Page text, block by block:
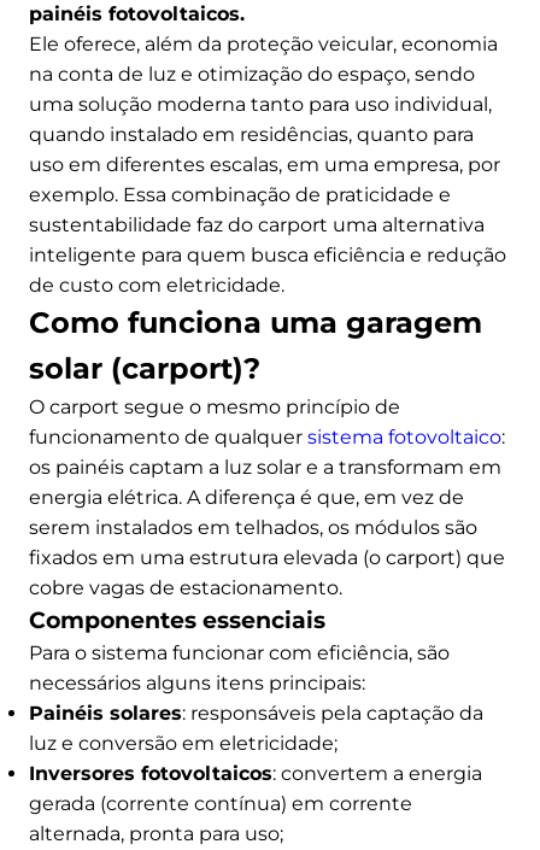
painéis fotovoltaicos.
Ele oferece, além da proteção veicular, economia
na conta de luz e otimização do espaço, sendo
uma solução moderna tanto para uso individual,
quando instalado em residências, quanto para
uso em diferentes escalas, em uma empresa, por
exemplo. Essa combinação de praticidade e
sustentabilidade faz do carport uma alternativa
inteligente para quem busca eficiência e redução
de custo com eletricidade.
Como funciona uma garagem
solar (carport)?
O carport segue o mesmo princípio de
funcionamento de qualquer sistema fotovoltaico:
os painéis captam a luz solar e a transformam em
energia elétrica. A diferença é que, em vez de
serem instalados em telhados, os módulos são
fixados em uma estrutura elevada (o carport) que
cobre vagas de estacionamento.
Componentes essenciais
Para o sistema funcionar com eficiência, são
necessários alguns itens principais:
Painéis solares: responsáveis pela captação da
luz e conversão em eletricidade;
Inversores fotovoltaicos: convertem a energia
gerada (corrente contínua) em corrente
alternada, pronta para uso;